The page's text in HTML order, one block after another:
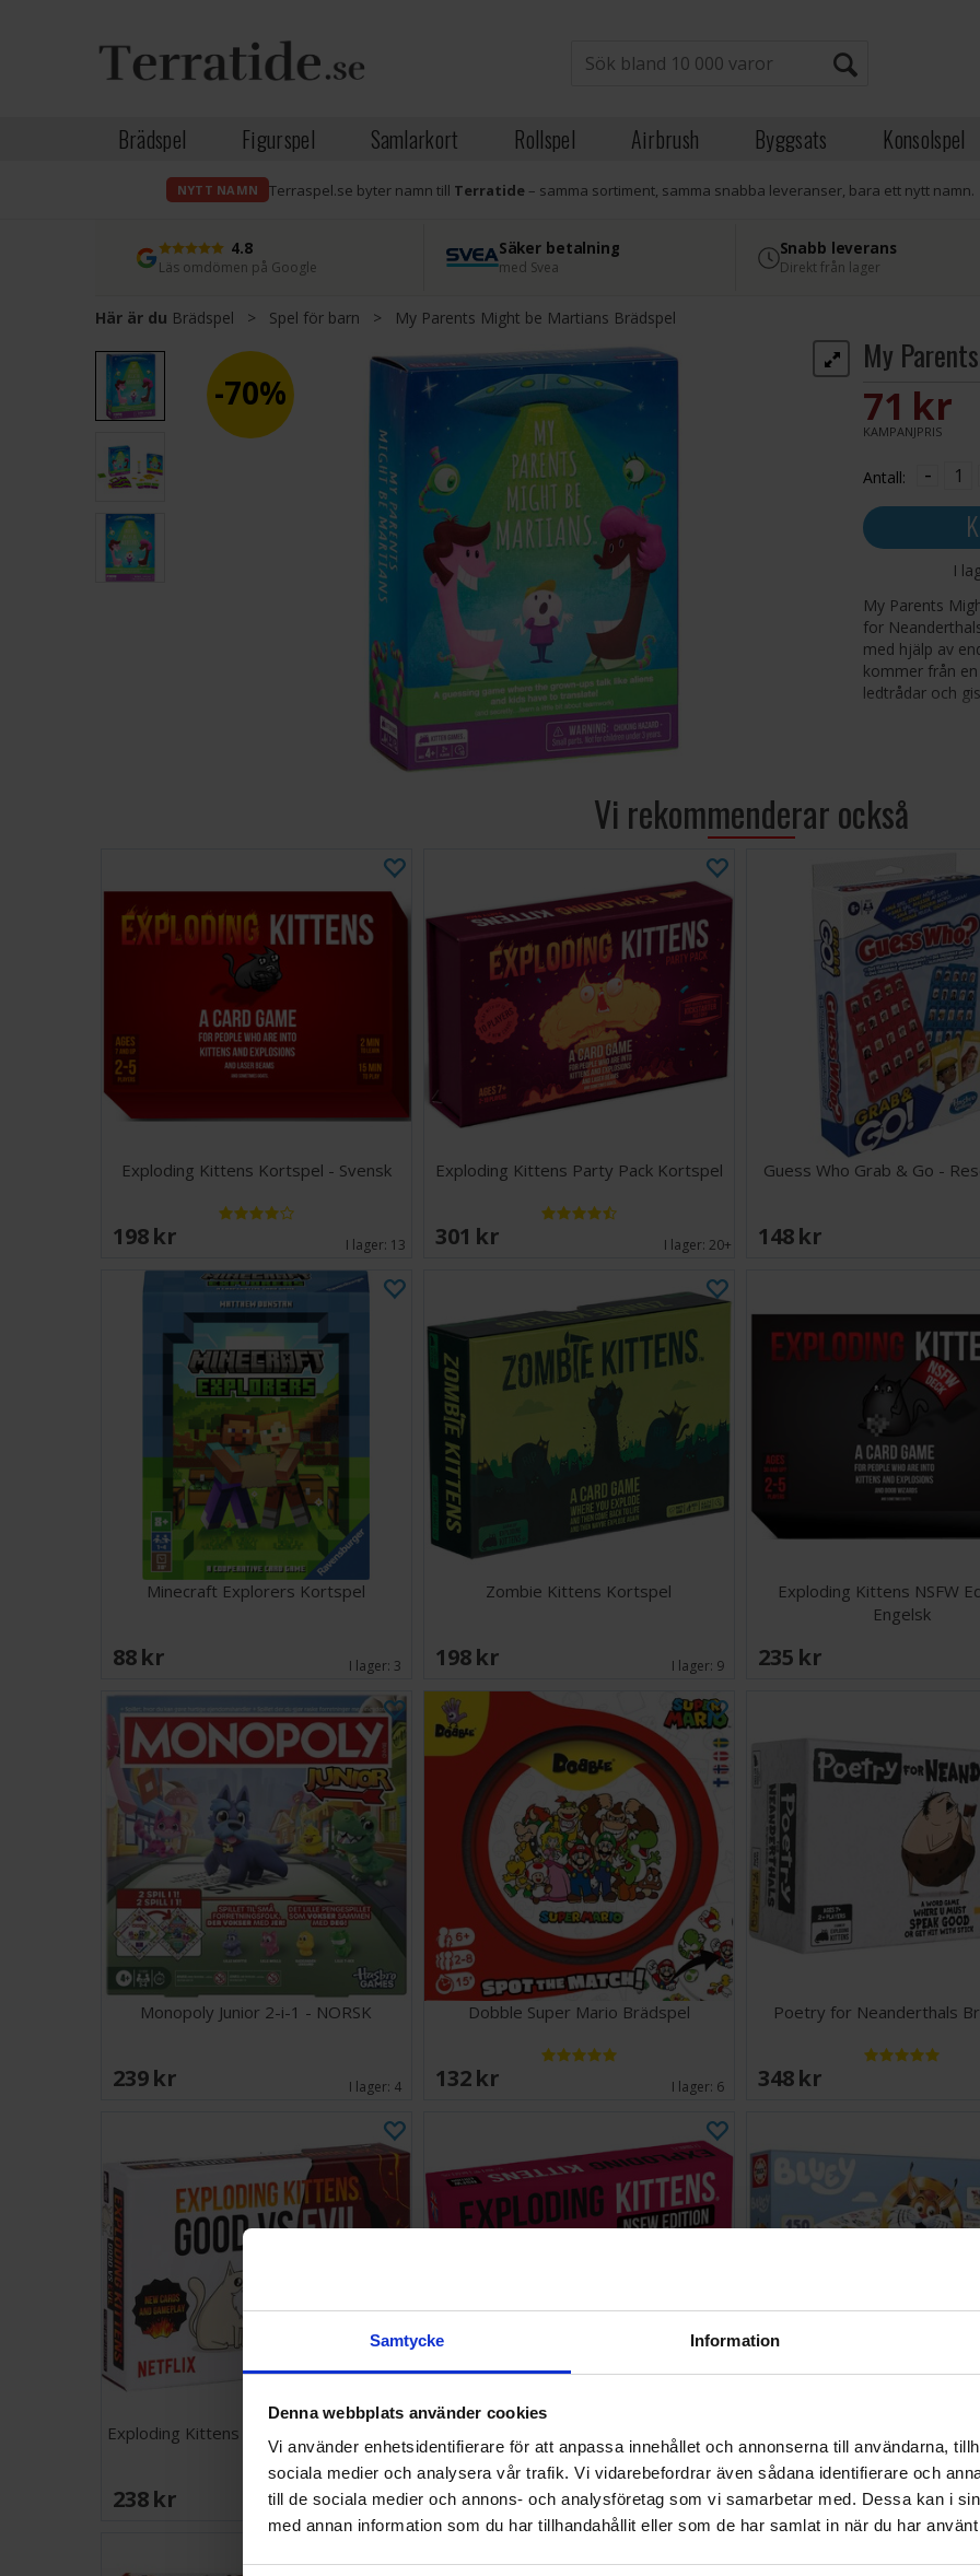
Samtycke Information
Denna webbplats använder cookies
Vi använder enhetsidentifierare för att anpassa innehållet och annonserna till användarna,
sociala medier och analysera vår trafik. Vi vidarebefordrar även sådana identifierare och
till de sociala medier och annons- och analysföretag som vi samarbetar med. Dessa kan i
med annan information som du har tillhandahållit eller som de har samlat in när du har
Brädspel Figurspel Samlarkort Rollspel Airbrush Byggsats Konsolspel
NYTT NAMN Terraspel.se byter namn till Terratide– samma sortiment, samma snabba leveranser, bara ett nytt namn.
4.8
Läs omdömen på Google
Säker betalning
med Svea
Snabb leverans
Direkt från lager
Här är du Brädspel > Spel för barn > My Parents Might be Martians Brädspel
70%
My
71 SEK
KAMPANJPRIS
Antall: -
I
My Parents
for
med hjälp av
kommer från
ledtrådar och
Språk: Engelska
Vi rekommenderar också
Exploding Kittens Kortspel - Svensk
198 SEK I lager: 13
Exploding Kittens Party Pack Kortspel
301 SEK I lager:20+
Guess Who Grab & Go -
148 SEK
Minecraft Explorers Kortspel
88 SEK I lager: 3
Zombie Kittens Kortspel
198 SEK I lager: 9
Exploding Kittens NSFW
Engelsk
235 SEK
Monopoly Junior 2-i-1 - NORSK
239 SEK I lager: 4
Dobble Super Mario Brädspel
132 SEK I lager: 6
Poetry for Neanderthals
348 SEK
Exploding Kittens Good vs Evil - Svensk
238 SEK I lager:2 195 SEK Väntas in:
2026-08-15 251 SEK